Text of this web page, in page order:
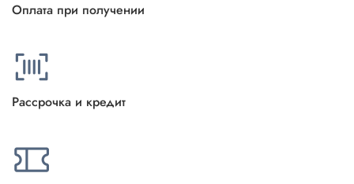
Оплата при получении
Рассрочка и кредит